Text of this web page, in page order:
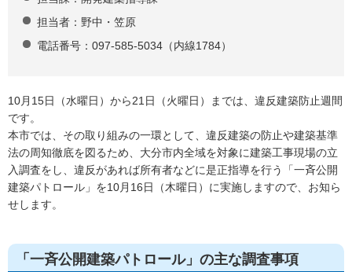
担当者：野中・笠原
電話番号：097-585-5034（内線1784）
10月15日（水曜日）から21日（火曜日）までは、違反建築防止週間
です。
本市では、その取り組みの一環として、違反建築の防止や建築基準
法の周知徹底を図るため、大分市内全域を対象に建築工事現場の立
入調査をし、違反があれば所有者などに是正指導を行う「一斉公開
建築パトロール」を10月16日（木曜日）に実施しますので、お知ら
せします。
「一斉公開建築パトロール」の主な調査事項